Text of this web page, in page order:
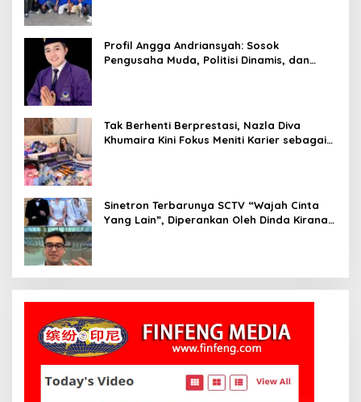
Profil Angga Andriansyah: Sosok
Pengusaha Muda, Politisi Dinamis, dan
Tak Berhenti Berprestasi, Nazla Diva
Khumaira Kini Fokus Meniti Karier sebagai
Sinetron Terbarunya SCTV “Wajah Cinta
Yang Lain”, Diperankan Oleh Dinda Kirana,